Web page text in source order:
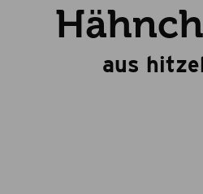
aus